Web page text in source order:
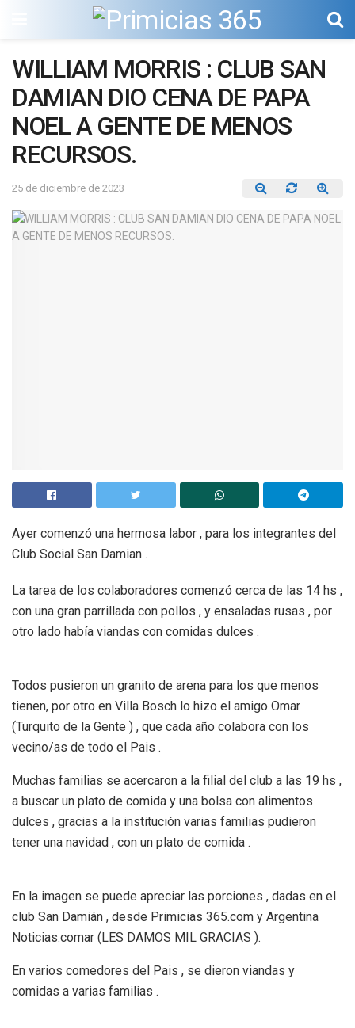
WILLIAM MORRIS : CLUB SAN
DAMIAN DIO CENA DE PAPA
NOEL A GENTE DE MENOS
RECURSOS.
25 de diciembre de 2023
Ayer comenzó una hermosa labor , para los integrantes del
Club Social San Damian .
La tarea de los colaboradores comenzó cerca de las 14 hs ,
con una gran parrillada con pollos , y ensaladas rusas , por
otro lado había viandas con comidas dulces .
Todos pusieron un granito de arena para los que menos
tienen, por otro en Villa Bosch lo hizo el amigo Omar
(Turquito de la Gente ) , que cada año colabora con los
vecino/as de todo el Pais .
Muchas familias se acercaron a la filial del club a las 19 hs ,
a buscar un plato de comida y una bolsa con alimentos
dulces , gracias a la institución varias familias pudieron
tener una navidad , con un plato de comida .
En la imagen se puede apreciar las porciones , dadas en el
club San Damián , desde Primicias 365.com y Argentina
Noticias.comar (LES DAMOS MIL GRACIAS ).
En varios comedores del Pais , se dieron viandas y
comidas a varias familias .